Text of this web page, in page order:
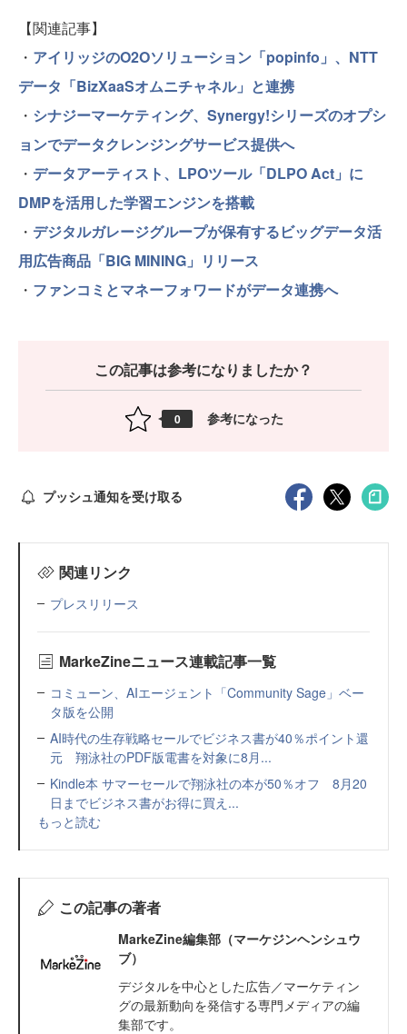
【関連記事】
・ アイリッジのO2Oソリューション「popinfo」、NTT
データ「BizXaaSオムニチャネル」と連携
・ シナジーマーケティング、Synergy!シリーズのオプシ
ョンでデータクレンジングサービス提供へ
・ データアーティスト、LPOツール「DLPO Act」に
DMPを活用した学習エンジンを搭載
・ デジタルガレージグループが保有するビッグデータ活
用広告商品「BIG MINING」リリース
・ ファンコミとマネーフォワードがデータ連携へ
この記事は参考になりましたか？
0 参考になった
プッシュ通知を受け取る
関連リンク
プレスリリース
MarkeZineニュース連載記事一覧
コミューン、AIエージェント「Community Sage」ベー
タ版を公開
AI時代の生存戦略セールでビジネス書が40％ポイント還
元 翔泳社のPDF版電書を対象に8月...
Kindle本 サマーセールで翔泳社の本が50％オフ 8月20
日までビジネス書がお得に買え...
もっと読む
この記事の著者
MarkeZine編集部（マーケジンヘンシュウ
ブ）
デジタルを中心とした広告／マーケティン
グの最新動向を発信する専門メディアの編
集部です。